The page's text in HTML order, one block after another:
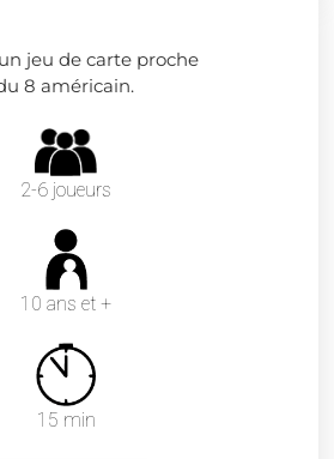
jeu de carte proche
8 américain.
2-6 joueurs
10 ans et +
15 min